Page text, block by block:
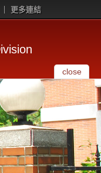
更多連結
close